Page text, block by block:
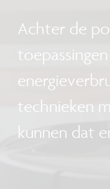
Achter de
technieken
kunnen dat